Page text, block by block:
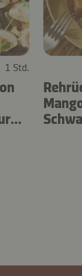
1 Std.